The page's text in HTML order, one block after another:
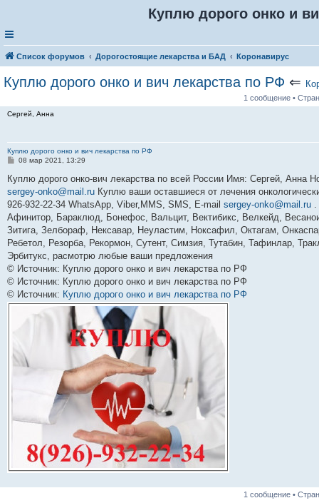
Куплю дорого онко и
Список форумов Дорогостоящие лекарства и БАД Коронавирус
Куплю дорого онко и вич лекарства по РФ ⇐
1 сообщение •
Сергей, Анна
Куплю дорого онко и вич лекарства по РФ
С
о
б
щ
е
и
е
08 мар 2021, 13:29
Куплю дорого онко-вич лекарства по всей России Имя: Cергей, Анна
sergey-onko@mail.ru Куплю ваши оставшиеся от лечения
926-932-22-34 WhatsApp, Viber,MMS, SMS, E-mail sergey-onko@mail.ru .
Афинитор, Бараклюд, Бонефос, Вальцит, Вектибикс, Велкейд,
Зитига, Зелбораф, Нексавар, Неуластим, Ноксафил, Октагам,
Ребетол, Резорба, Рекормон, Сутент, Симзия, Тутабин, Тафинлар,
Эрбитукс, расмотрю любые ваши предложения
© Источник: Куплю дорого онко и вич лекарства по РФ
© Источник: Куплю дорого онко и вич лекарства по РФ
© Источник: Куплю дорого онко и вич лекарства по РФ
1 сообщение •